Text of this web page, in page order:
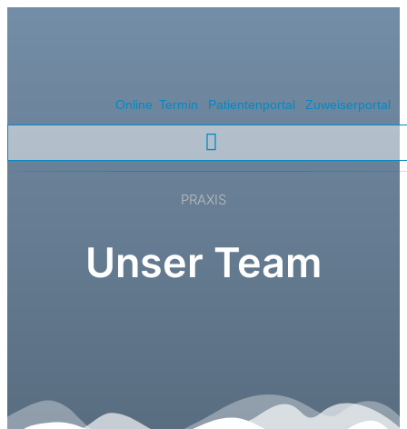
Online Termin Patientenportal Zuweiserportal
PRAXIS
Unser Team